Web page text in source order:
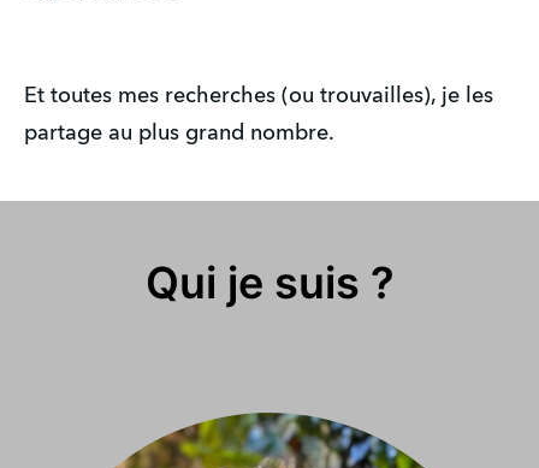
Et toutes mes recherches (ou trouvailles), je les
partage au plus grand nombre.
Qui je suis ?